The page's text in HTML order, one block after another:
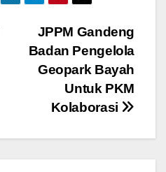
JPPM Gandeng
Badan Pengelola
Geopark Bayah
Untuk PKM
Kolaborasi